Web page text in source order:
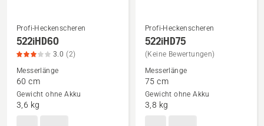
Mehr
Details
zu
522iHD60
anzeigen,
Produktbewertung
Profi-Heckenscheren
522iHD60
3.0 (2)
Messerlänge
60 cm
Gewicht ohne Akku
3,6 kg
Mehr
Details
zu
522iHD75
anzeigen
Profi-Heckenscheren
522iHD75
(Keine Bewertungen)
Messerlänge
75 cm
Gewicht ohne Akku
3,8 kg